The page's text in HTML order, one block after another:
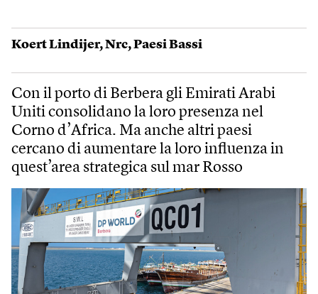
Koert Lindijer,Nrc,Paesi Bassi
Con il porto di Berbera gli Emirati Arabi
Uniti consolidano la loro presenza nel
Corno d’Africa. Ma anche altri paesi
cercano di aumentare la loro influenza in
quest’area strategica sul mar Rosso